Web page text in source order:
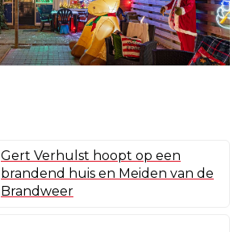
Gert Verhulst hoopt op een
brandend huis en Meiden van de
Brandweer